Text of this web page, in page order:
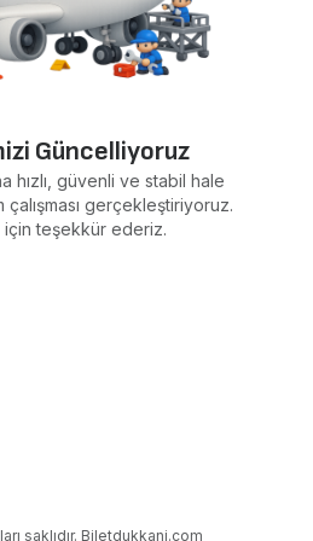
Güncelliyoruz
hızlı, güvenli ve stabil hale
çalışması gerçekleştiriyoruz.
için teşekkür ederiz.
saklıdır. Biletdukkani.com